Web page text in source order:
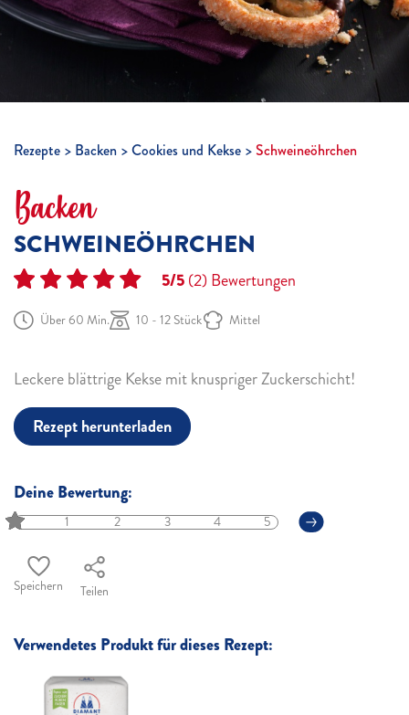
Rezepte Backen Cookies und Kekse Schweineöhrchen
Backen
SCHWEINEÖHRCHEN
5/5(2)Bewertungen
Über 60 Min. 10 - 12 Stück Mittel
Leckere blättrige Kekse mit knuspriger Zuckerschicht!
Rezept herunterladen
Deine Bewertung:
1 2 3 4 5
Speichern Teilen
Verwendetes Produkt für dieses Rezept: